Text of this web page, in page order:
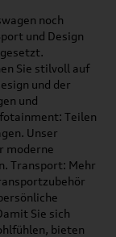
noch
und Design
Sie stilvoll auf
und der
und
Teilen
Unser
moderne
Transport: Mehr
Sie sich
bieten